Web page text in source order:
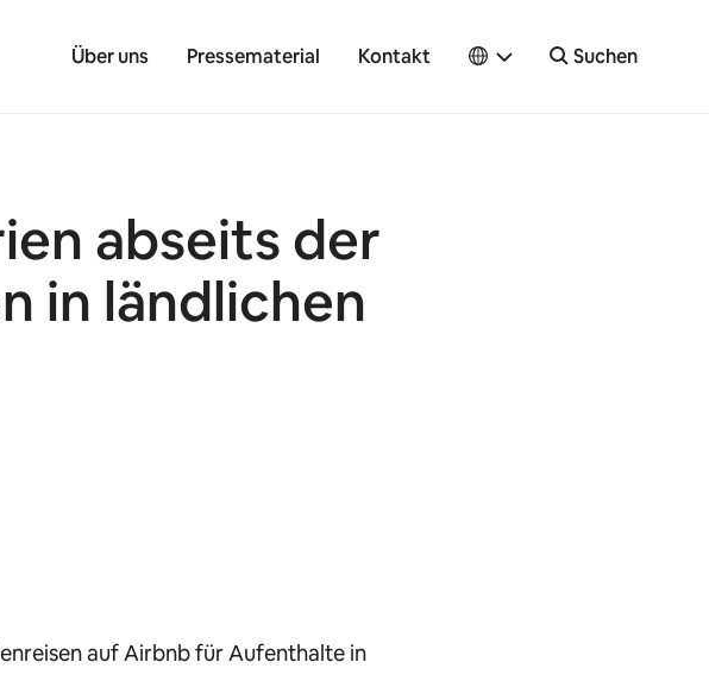
Über uns Pressematerial Kontakt Suchen
abseits der
in ländlichen
auf Airbnb für Aufenthalte in